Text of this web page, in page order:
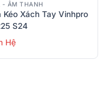
- ÂM THANH
Kéo Xách Tay Vinhpro
S24
Hệ